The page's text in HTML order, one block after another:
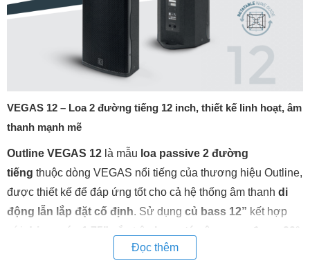
VEGAS 12 – Loa 2 đường tiếng 12 inch, thiết kế linh hoạt, âm
thanh mạnh mẽ
Outline VEGAS 12 là mẫu loa passive 2 đường
tiếng thuộc dòng VEGAS nổi tiếng của thương hiệu Outline,
được thiết kế để đáp ứng tốt cho cả hệ thống âm thanh di
động lẫn lắp đặt cố định. Sử dụng củ bass 12” kết hợp
với
driver nén 1.75” gắn trên
họng tán âm xoay được 90°
, VEGAS 12 đem lại khả năng tái tạo âm thanh chính
Đọc thêm